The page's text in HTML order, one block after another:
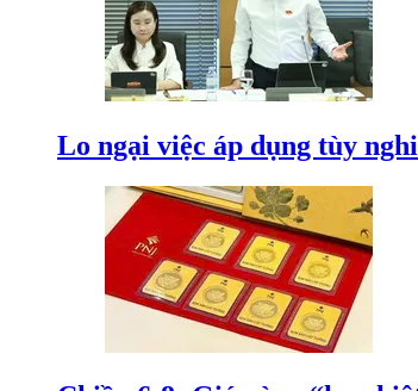
Lo ngại việc áp dụng tùy